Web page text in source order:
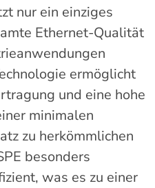
nur ein einziges
Ethernet-Qualität
ermöglicht
und eine hohe
minimalen
zu herkömmlichen
besonders
was es zu einer